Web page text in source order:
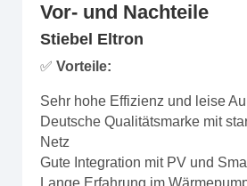
Vor- und Nachteile
Stiebel Eltron
✅ Vorteile:
Sehr hohe Effizienz und leise
Deutsche Qualitätsmarke mit
Netz
Gute Integration mit PV und
Lange Erfahrung im